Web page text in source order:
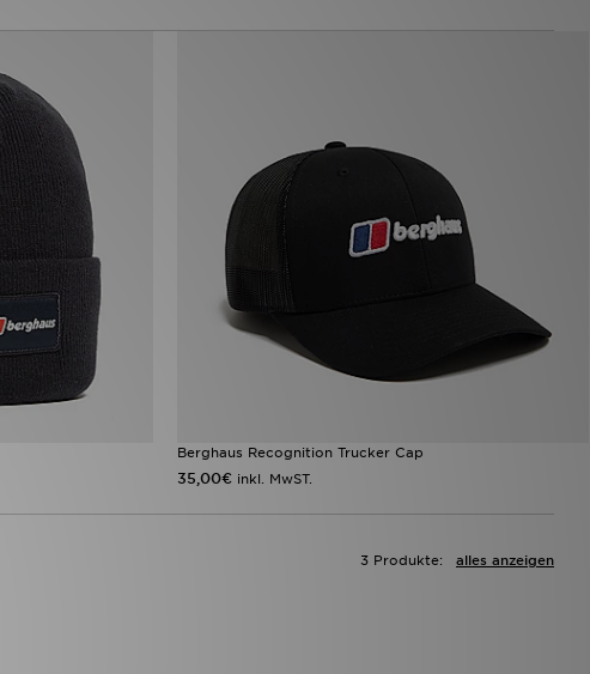
Berghaus Recognition Trucker Cap
35,00€ inkl. MwST.
alles anzeigen
3 Produkte: